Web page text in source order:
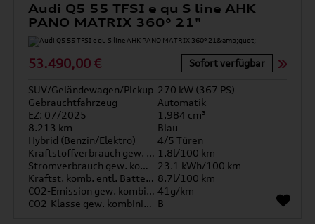
Audi Q5 55 TFSI e qu S line AHK
PANO MATRIX 360° 21"
53.490,00 € Sofort verfügbar
SUV/Geländewagen/Pickup 270 kW (367 PS)
Gebrauchtfahrzeug
Automatik
EZ: 07/2025
1.984 cm³
8.213 km
Blau
Hybrid (Benzin/Elektro)
4/5 Türen
Kraftstoffverbrauch gew. kombiniert 1.8l/100 km
Stromverbrauch gew. kombiniert
23.1 kWh/100 km
Kraftst. komb. entl. Batterie 8.7l/100 km
CO2-Emission gew. kombiniert 41g/km
CO2-Klasse gew. kombiniert B